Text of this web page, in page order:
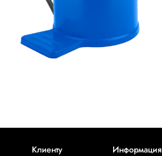
Клиенту Информация